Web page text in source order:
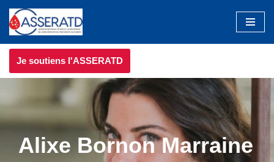
Aller
au
contenu
Je soutiens l'ASSERATD
Alixe Bornon Marraine